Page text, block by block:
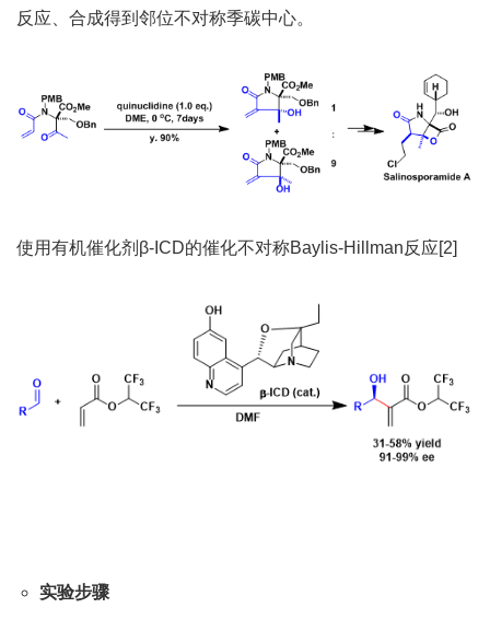
反应、合成得到邻位不对称季碳中心。
使用有机催化剂β-ICD的催化不对称Baylis-Hillman反应[2]
实验步骤